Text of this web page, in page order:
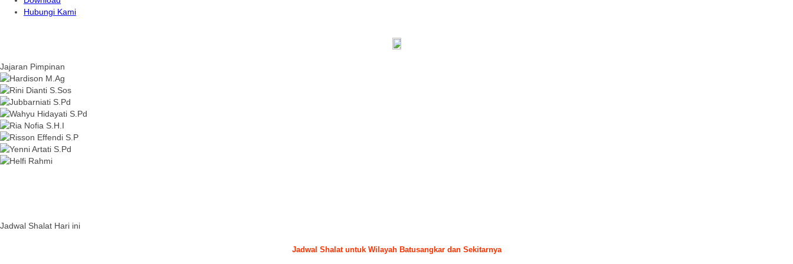
Hubungi Kami
Jajaran Pimpinan
Jadwal Shalat Hari ini
Jadwal Shalat untuk Wilayah Batusangkar dan Sekitarnya